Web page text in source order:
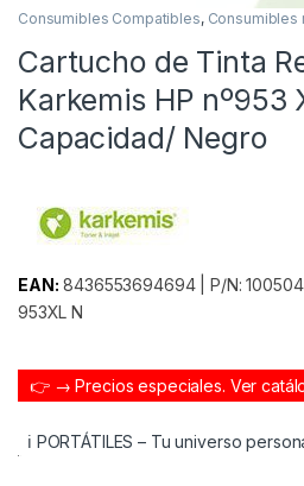
Consumibles Compatibles, Consumibles
Cartucho de Tinta
Karkemis HP nº953
Capacidad/ Negro
EAN: 8436553694694 | P/N:
953XL N
👉 → Precios especiales. Ver
ℹ️ PORTÁTILES – Tu universo